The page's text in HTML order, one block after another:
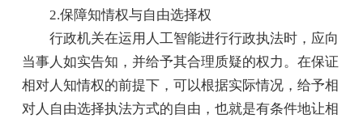
2.保障知情权与自由选择权
行政机关在运用人工智能进行行政执法时，应向
当事人如实告知，并给予其合理质疑的权力。在保证
相对人知情权的前提下，可以根据实际情况，给予相
对人自由选择执法方式的自由，也就是有条件地让相